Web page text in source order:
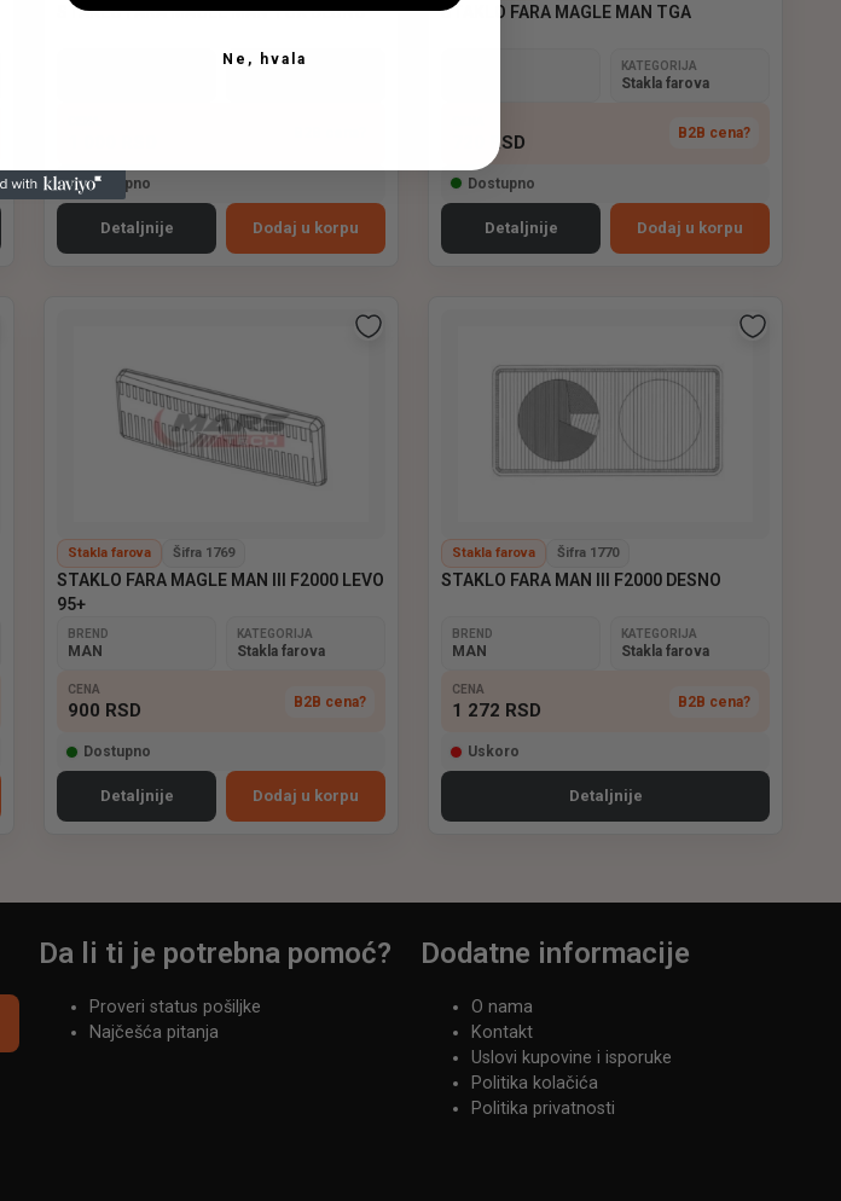
STAKLO FARA MAGLE MAN TGX DESNO
KATEGORIJA
Dostupno
Detaljnije Dodaj u korpu
STAKLO FARA MAGLE MAN TGA
KATEGORIJA
Stakla farova
RSD B2B cena?
Dostupno
Detaljnije Dodaj u korpu
Stakla farova Šifra 1769
STAKLO FARA MAGLE MAN III F2000 LEVO
95+
BREND
MAN
KATEGORIJA
Stakla farova
CENA
900 RSD B2B cena?
Dostupno
Detaljnije Dodaj u korpu
Stakla farova Šifra 1770
STAKLO FARA MAN III F2000 DESNO
BREND
MAN
KATEGORIJA
Stakla farova
CENA
1 272 RSD B2B cena?
Uskoro
Detaljnije
Da li ti je potrebna pomoć?
Proveri status pošiljke
Najčešća pitanja
Dodatne informacije
O nama
Kontakt
Uslovi kupovine i isporuke
Politika kolačića
Politika privatnosti
Ne, hvala